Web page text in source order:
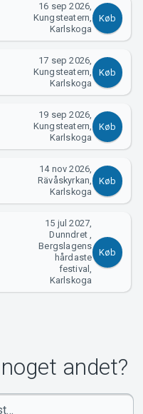
16 sep 2026,
Kungsteatern,
Karlskoga
Køb
17 sep 2026,
Kungsteatern,
Karlskoga
Køb
19 sep 2026,
Kungsteatern,
Karlskoga
Køb
14 nov 2026,
Rävåskyrkan,
Karlskoga
Køb
15 jul 2027,
Dunndret ,
Bergslagens
hårdaste
festival,
Karlskoga
Køb
andet?